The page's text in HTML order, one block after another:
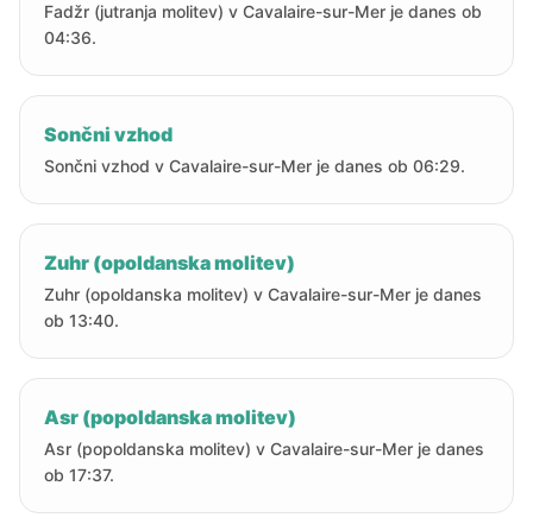
Fadžr (jutranja molitev) v Cavalaire-sur-Mer je danes ob
04:36.
Sončni vzhod
Sončni vzhod v Cavalaire-sur-Mer je danes ob 06:29.
Zuhr (opoldanska molitev)
Zuhr (opoldanska molitev) v Cavalaire-sur-Mer je danes
ob 13:40.
Asr (popoldanska molitev)
Asr (popoldanska molitev) v Cavalaire-sur-Mer je danes
ob 17:37.